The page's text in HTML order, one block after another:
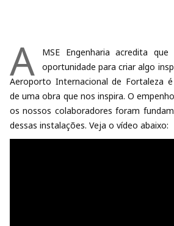
A
MSE Engenharia acredita
oportunidade para criar algo
Aeroporto Internacional de Fortaleza
de uma obra que nos inspira. O
os nossos colaboradores foram
dessas instalações. Veja o vídeo abaixo: